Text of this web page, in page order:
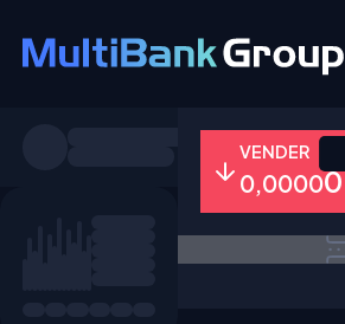
Todos Forex
VENDER
0,00000